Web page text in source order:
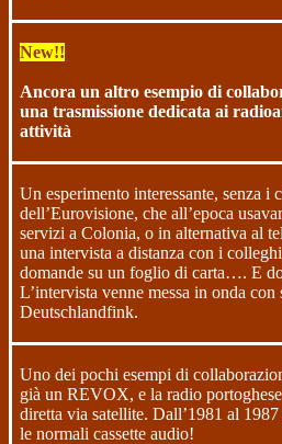
New!!
Ancora un altro esempio di
una trasmissione dedicata ai
attività
Un esperimento interessante, senza i
dell’Eurovisione, che all’epoca
servizi a Colonia, o in alternativa al
una intervista a distanza con i
domande su un foglio di carta…. E
L’intervista venne messa in onda con
Deutschlandfink.
Uno dei pochi esempi di
già un REVOX, e la radio
diretta via satellite. Dall’1981 al
le normali cassette audio!